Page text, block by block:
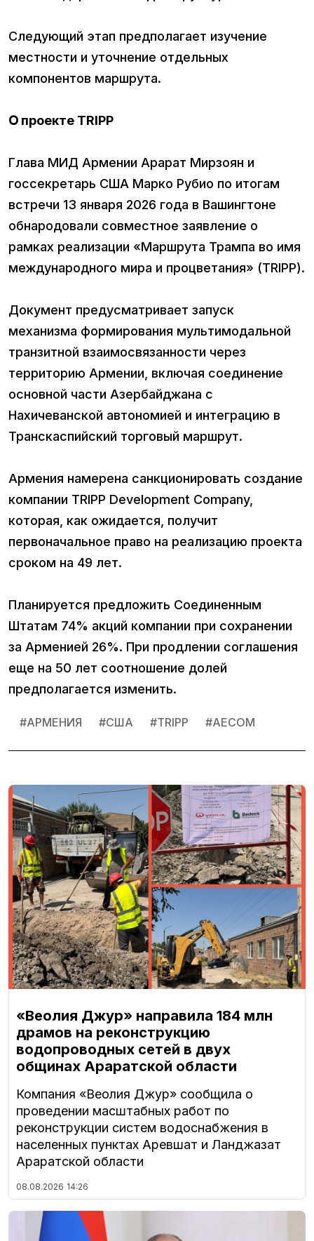
Следующий этап предполагает изучение
местности и уточнение отдельных
компонентов маршрута.
Օ проекте TRIPP
Глава МИД Армении Арарат Мирзоян и
госсекретарь США Марко Рубио по итогам
встречи 13 января 2026 года в Вашингтоне
обнародовали совместное заявление о
рамках реализации «Маршрута Трампа во имя
международного мира и процветания» (TRIPP).
Документ предусматривает запуск
механизма формирования мультимодальной
транзитной взаимосвязанности через
территорию Армении, включая соединение
основной части Азербайджана с
Нахичеванской автономией и интеграцию в
Транскаспийский торговый маршрут.
Армения намерена санкционировать создание
компании TRIPP Development Company,
которая, как ожидается, получит
первоначальное право на реализацию проекта
сроком на 49 лет.
Планируется предложить Соединенным
Штатам 74% акций компании при сохранении
за Арменией 26%. При продлении соглашения
еще на 50 лет соотношение долей
предполагается изменить.
#АРМЕНИЯ #США #TRIPP #AECOM
«Веолия Джур» направила 184 млн
драмов на реконструкцию
водопроводных сетей в двух
общинах Араратской области
Компания «Веолия Джур» сообщила о
проведении масштабных работ по
реконструкции систем водоснабжения в
населенных пунктах Аревшат и Ланджазат
Араратской области
08.08.2026 14:26